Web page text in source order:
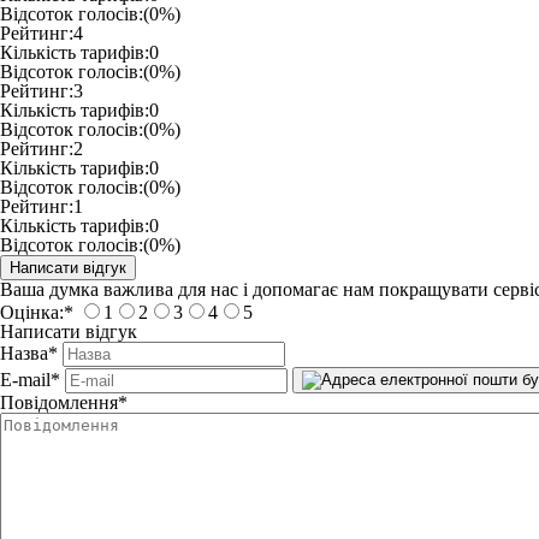
Відсоток голосів:(0%)
Рейтинг:4
Кількість тарифів:0
Відсоток голосів:(0%)
Рейтинг:3
Кількість тарифів:0
Відсоток голосів:(0%)
Рейтинг:2
Кількість тарифів:0
Відсоток голосів:(0%)
Рейтинг:1
Кількість тарифів:0
Відсоток голосів:(0%)
Ваша думка важлива для нас і допомагає нам покращувати
Оцінка:* 1 2 3 4
5
Написати відгук
Назва*
E-mail*
Повідомлення*